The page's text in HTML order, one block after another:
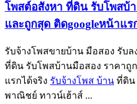
โพสต์อสังหา ที่ดิน รับโพสบ้
และถูกสุด ติดgoogleหน้าแร
รับจ้างโพสขายบ้าน มือสอง รับ
ที่ดิน รับโพสบ้านมือสอง ราคาถู
แรกได้จริง รับจ้างโพส บ้าน ที่ดิน
พาณิชย์ ทาวน์เฮ้าส์ ...